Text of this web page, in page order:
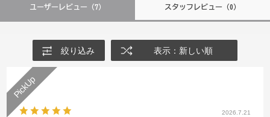
ユーザーレビュー （7） スタッフレビュー（0）
絞り込み 表示：新しい順
2026.7.21